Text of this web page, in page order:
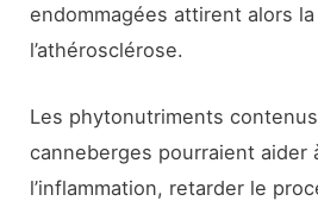
endommagées attirent alors
l’athérosclérose.
Les phytonutriments
canneberges pourraient aider
l’inflammation, retarder le